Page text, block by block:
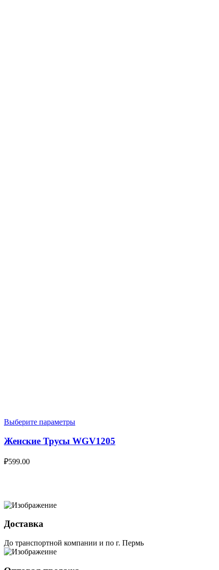
Выберите параметры
Женские Трусы WGV1205
₽599.00
Доставка
До транспортной компании и по г. Пермь